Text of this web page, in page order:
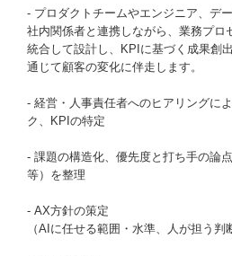
- プロダクトチームやエンジニア、デ
社内関係者と連携しながら、業務プロ
統合して設計し、KPIに基づく成果創
通じて顧客の変化に伴走します。
- 経営・人事責任者へのヒアリングに
ク、KPIの特定
- 課題の構造化、優先度と打ち手の論
等）を整理
- AX方針の策定
（AIに任せる範囲・水準、人が担う判